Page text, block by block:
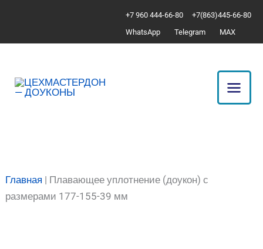
содержимому
+7 960 444-66-80
+7(863)445-66-80
WhatsApp
Telegram MAX
Главная | Плавающее уплотнение (доукон) с
размерами 177-155-39 мм
Плавающее
с